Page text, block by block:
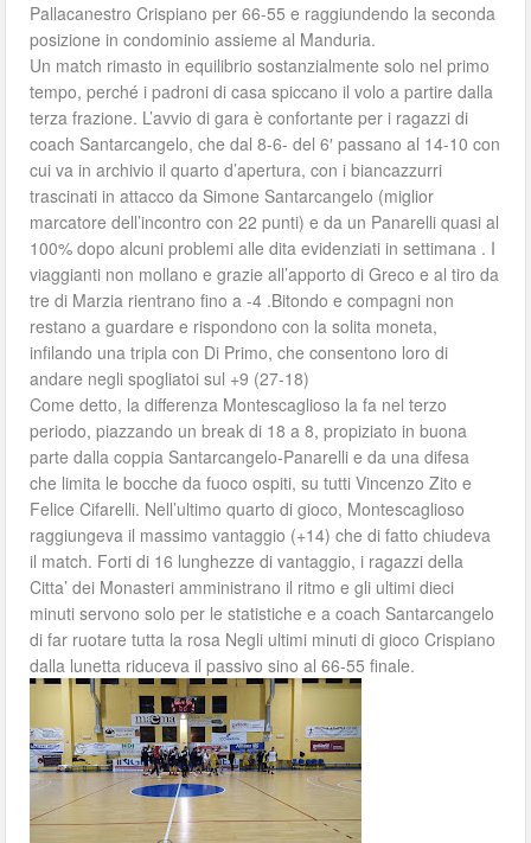
Pallacanestro Crispiano per 66-55 e raggiundendo la seconda
posizione in condominio assieme al Manduria.
Un match rimasto in equilibrio sostanzialmente solo nel primo
tempo, perché i padroni di casa spiccano il volo a partire dalla
terza frazione. L’avvio di gara è confortante per i ragazzi di
coach Santarcangelo, che dal 8-6- del 6′ passano al 14-10 con
cui va in archivio il quarto d’apertura, con i biancazzurri
trascinati in attacco da Simone Santarcangelo (miglior
marcatore dell’incontro con 22 punti) e da un Panarelli quasi al
100% dopo alcuni problemi alle dita evidenziati in settimana . I
viaggianti non mollano e grazie all’apporto di Greco e al tiro da
tre di Marzia rientrano fino a -4 .Bitondo e compagni non
restano a guardare e rispondono con la solita moneta,
infilando una tripla con Di Primo, che consentono loro di
andare negli spogliatoi sul +9 (27-18)
Come detto, la differenza Montescaglioso la fa nel terzo
periodo, piazzando un break di 18 a 8, propiziato in buona
parte dalla coppia Santarcangelo-Panarelli e da una difesa
che limita le bocche da fuoco ospiti, su tutti Vincenzo Zito e
Felice Cifarelli. Nell’ultimo quarto di gioco, Montescaglioso
raggiungeva il massimo vantaggio (+14) che di fatto chiudeva
il match. Forti di 16 lunghezze di vantaggio, i ragazzi della
Citta’ dei Monasteri amministrano il ritmo e gli ultimi dieci
minuti servono solo per le statistiche e a coach Santarcangelo
di far ruotare tutta la rosa Negli ultimi minuti di gioco Crispiano
dalla lunetta riduceva il passivo sino al 66-55 finale.